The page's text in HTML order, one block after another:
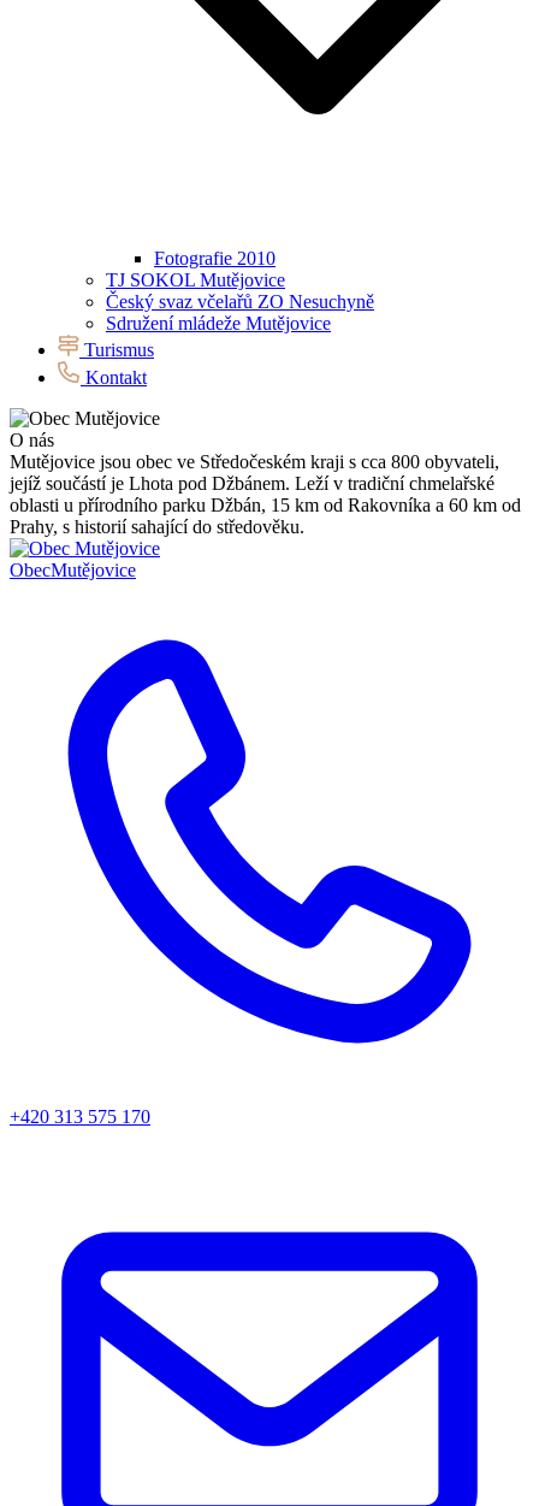
Fotografie 2010
TJ SOKOL Mutějovice
Český svaz včelařů ZO Nesuchyně
Sdružení mládeže Mutějovice
Turismus
Kontakt
O nás
Mutějovice jsou obec ve Středočeském kraji s cca 800 obyvateli,
jejíž součástí je Lhota pod Džbánem. Leží v tradiční chmelařské
oblasti u přírodního parku Džbán, 15 km od Rakovníka a 60 km od
Prahy, s historií sahající do středověku.
ObecMutějovice
+420 313 575 170